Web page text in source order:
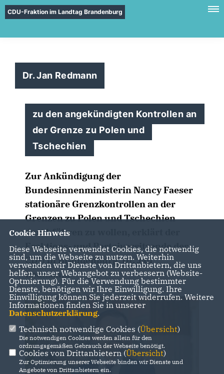
CDU-Fraktion im Landtag Brandenburg
Dr. Jan Redmann
zu den angekündigten Kontrollen an
der Grenze zu Polen und
Tschechien
Zur Ankündigung der
Bundesinnenministerin Nancy Faeser
stationäre Grenzkontrollen an der
Grenzen zu Polen und Tschechien
durchführen zu wollen, erklärt der
Fraktions- und Parteivorsitzende der
CDU in Brandenburg, Dr. Jan
Redmann:
Cookie Hinweis
Diese Webseite verwendet Cookies, die notwendig
sind, um die Webseite zu nutzen. Weiterhin
verwenden wir Dienste von Drittanbietern, die uns
helfen, unser Webangebot zu verbessern (Website-
Optmierung). Für die Verwendung bestimmter
Dienste, benötigen wir Ihre Einwilligung. Ihre
Einwilligung können Sie jederzeit widerrufen. Weitere
Informationen finden Sie in unserer
Datenschutzerklärung.
Technisch notwendige Cookies (Übersicht)
Die notwendigen Cookies werden allein für den
ordnungsgemäßen Gebrauch der Webseite benötigt.
Cookies von Drittanbietern (Übersicht)
Zur Optimierung unserer Webseite binden wir Dienste und
Angebote von Drittanbietern ein.